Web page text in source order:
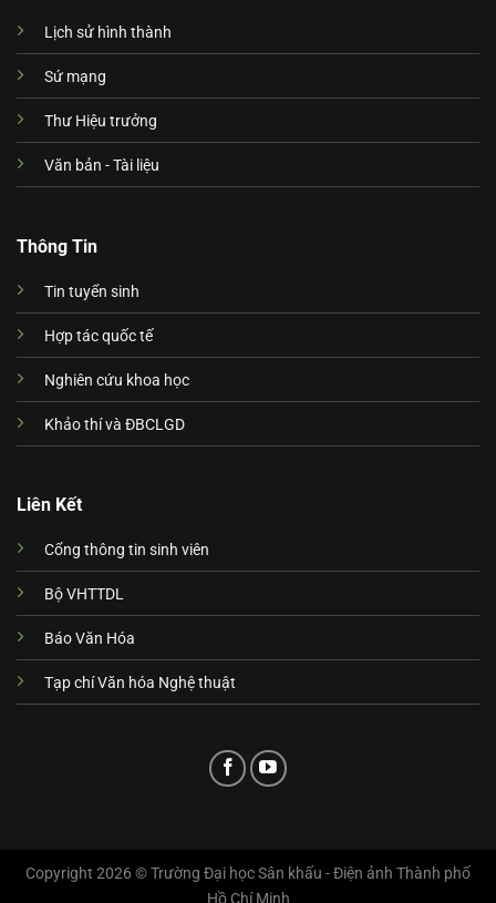
Lịch sử hình thành
Sứ mạng
Thư Hiệu trưởng
Văn bản - Tài liệu
Thông Tin
Tin tuyển sinh
Hợp tác quốc tế
Nghiên cứu khoa học
Khảo thí và ĐBCLGD
Liên Kết
Cổng thông tin sinh viên
Bộ VHTTDL
Báo Văn Hóa
Tạp chí Văn hóa Nghệ thuật
Copyright 2026 © Trường Đại học Sân khấu - Điện ảnh Thành phố
Hồ Chí Minh